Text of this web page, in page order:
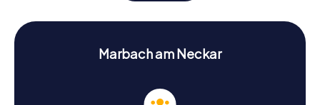
Alexanderkirche, eine der ältesten Kirchen der Stadt,
bietet ebenfalls interessante Einblicke in die Geschichte
Marbach am Neckar erleben
Marbach am Neckar